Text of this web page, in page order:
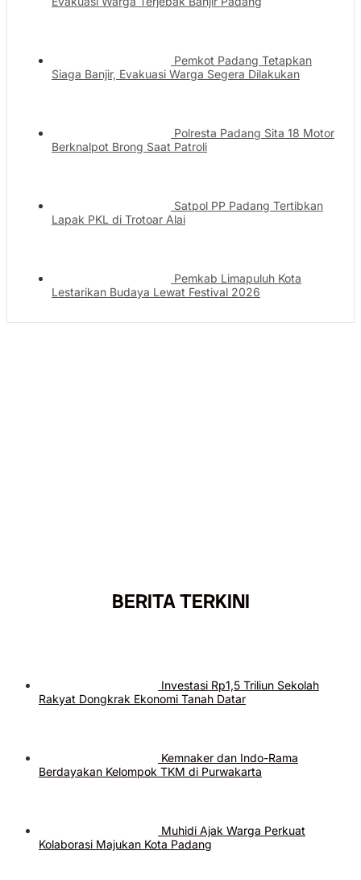
Pemkot Padang Tetapkan
Siaga Banjir, Evakuasi Warga Segera Dilakukan
Polresta Padang Sita 18 Motor
Berknalpot Brong Saat Patroli
Satpol PP Padang Tertibkan
Lapak PKL di Trotoar Alai
Pemkab Limapuluh Kota
Lestarikan Budaya Lewat Festival 2026
BERITA TERKINI
Investasi Rp1,5 Triliun Sekolah
Rakyat Dongkrak Ekonomi Tanah Datar
Kemnaker dan Indo-Rama
Berdayakan Kelompok TKM di Purwakarta
Muhidi Ajak Warga Perkuat
Kolaborasi Majukan Kota Padang